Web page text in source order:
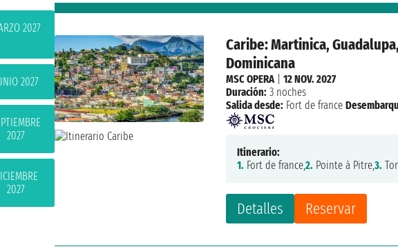
2027
2027
2027
2027
Caribe: Martinica,
Dominicana
Detalles Reservar
MSC OPERA|12 NOV. 2027
Duración: 3 noches
Salida desde: Fort de france
Itinerario:
1. Fort de france,2. Pointe à Pitre,3.